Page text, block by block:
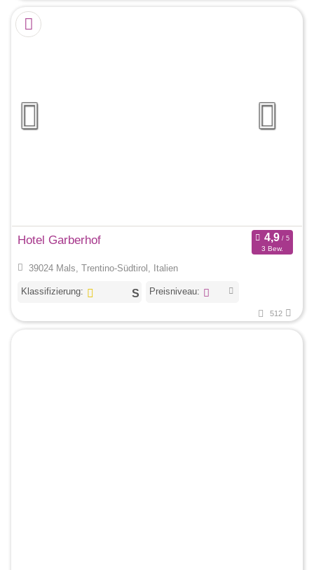
Hotel Garberhof
3 Bew.
39024 Mals, Trentino-Südtirol, Italien
Klassifizierung: Preisniveau:
512